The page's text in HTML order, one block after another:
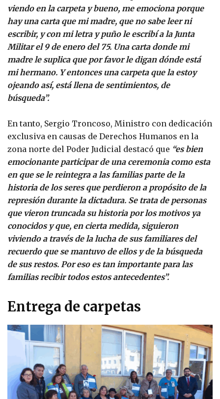
viendo en la carpeta y bueno, me emociona porque
hay una carta que mi madre, que no sabe leer ni
escribir, y con mi letra y puño le escribí a la Junta
Militar el 9 de enero del 75. Una carta donde mi
madre le suplica que por favor le digan dónde está
mi hermano. Y entonces una carpeta que la estoy
ojeando así, está llena de sentimientos, de
búsqueda”.
En tanto, Sergio Troncoso, Ministro con dedicación
exclusiva en causas de Derechos Humanos en la
zona norte del Poder Judicial destacó que “es bien
emocionante participar de una ceremonia como esta
en que se le reintegra a las familias parte de la
historia de los seres que perdieron a propósito de la
represión durante la dictadura. Se trata de personas
que vieron truncada su historia por los motivos ya
conocidos y que, en cierta medida, siguieron
viviendo a través de la lucha de sus familiares del
recuerdo que se mantuvo de ellos y de la búsqueda
de sus restos. Por eso es tan importante para las
familias recibir todos estos antecedentes”.
Entrega de carpetas